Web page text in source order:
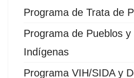
Programa de Trata de
Programa de Pueblos
Indígenas
Programa VIH/SIDA y